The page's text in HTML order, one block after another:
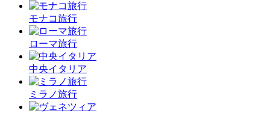
モナコ旅行
ローマ旅行
中央イタリア
ミラノ旅行